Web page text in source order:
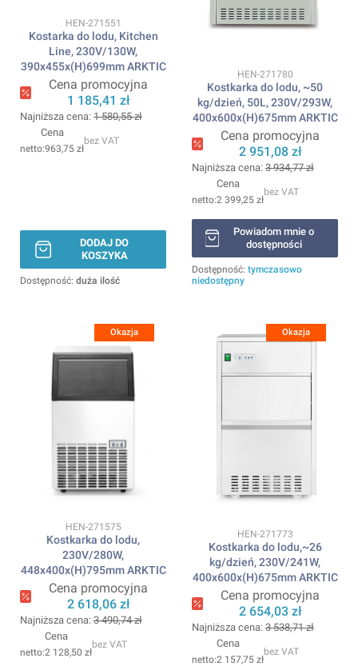
Kod produktu
HEN-271551
Kostarka do lodu, Kitchen
Line, 230V/130W,
390x455x(H)699mm ARKTIC
Cena promocyjna
1 185,41 zł
Najniższa cena: 1 580,55 zł
Cena
963,75 zł
bez VAT
DODAJ DO
KOSZYKA
Dostępność: duża ilość
Kod produktu
HEN-271780
Kostkarka do lodu, ~50
kg/dzień, 50L, 230V/293W,
400x600x(H)675mm ARKTIC
Cena promocyjna
2 951,08 zł
Najniższa cena: 3 934,77 zł
Cena
2 399,25 zł
bez VAT
Powiadom mnie o
dostępności
Dostępność: tymczasowo
niedostępny
Okazja
Kod produktu
HEN-271575
Kostkarka do lodu,
230V/280W,
448x400x(H)795mm ARKTIC
Cena promocyjna
2 618,06 zł
Najniższa cena: 3 490,74 zł
Cena
2 128,50 zł
bez VAT
Okazja
Kod produktu
HEN-271773
Kostkarka do lodu,~26
kg/dzień, 230V/241W,
400x600x(H)675mm ARKTIC
Cena promocyjna
2 654,03 zł
Najniższa cena: 3 538,71 zł
Cena
2 157,75 zł
bez VAT